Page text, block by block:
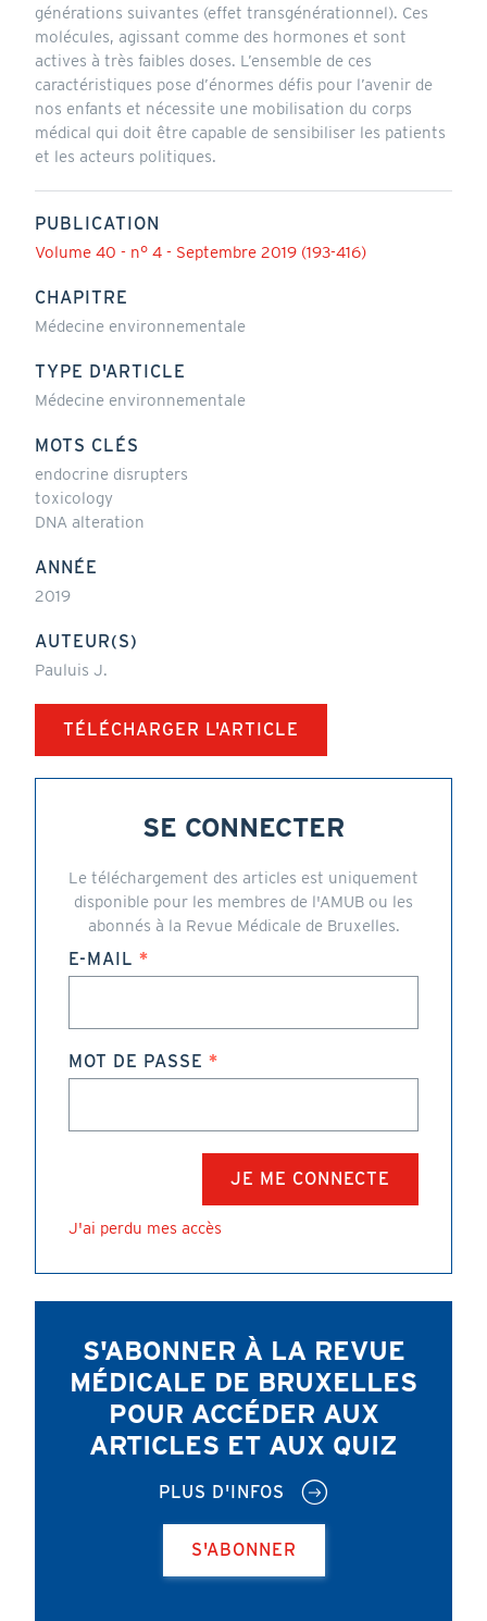
générations suivantes (effet transgénérationnel). Ces
molécules, agissant comme des hormones et sont
actives à très faibles doses. L’ensemble de ces
caractéristiques pose d’énormes défis pour l’avenir de
nos enfants et nécessite une mobilisation du corps
médical qui doit être capable de sensibiliser les patients
et les acteurs politiques.
PUBLICATION
Volume 40 - n° 4 - Septembre 2019 (193-416)
CHAPITRE
Médecine environnementale
TYPE D'ARTICLE
Médecine environnementale
MOTS CLÉS
endocrine disrupters
toxicology
DNA alteration
ANNÉE
2019
AUTEUR(S)
Pauluis J.
TÉLÉCHARGER L'ARTICLE
SE CONNECTER
Le téléchargement des articles est uniquement
disponible pour les membres de l'AMUB ou les
abonnés à la Revue Médicale de Bruxelles.
E-MAIL
MOT DE PASSE
J'ai perdu mes accès
S'ABONNER À LA REVUE
MÉDICALE DE BRUXELLES
POUR ACCÉDER AUX
ARTICLES ET AUX QUIZ
PLUS D'INFOS
S'ABONNER